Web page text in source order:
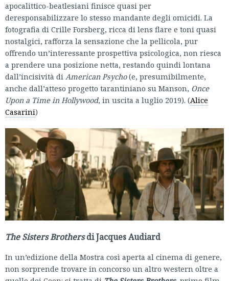
apocalittico-beatlesiani finisce quasi per
deresponsabilizzare lo stesso mandante degli omicidi. La
fotografia di Crille Forsberg, ricca di lens flare e toni quasi
nostalgici, rafforza la sensazione che la pellicola, pur
offrendo un’interessante prospettiva psicologica, non riesca
a prendere una posizione netta, restando quindi lontana
dall’incisività di American Psycho(e, presumibilmente,
anche dall’atteso progetto tarantiniano su Manson, Once
Upon a Time in Hollywood, in uscita a luglio 2019). (Alice
Casarini)
The Sisters Brothersdi Jacques Audiard
In un’edizione della Mostra così aperta al cinema di genere,
non sorprende trovare in concorso un altro western oltre a